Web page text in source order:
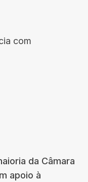
com
da Câmara
apoio à